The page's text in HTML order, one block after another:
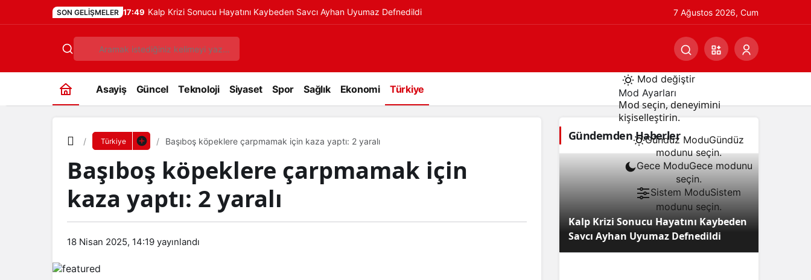
SON GELIŞMELER 17:49 Kalp Krizi Sonucu Hayatını Kaybeden Savcı Ayhan Uyumaz Defnedildi 7 Ağustos 2026, Cum
Asayiş Güncel Teknoloji Siyaset Spor Sağlık Ekonomi Türkiye
Mod değiştir
Mod Ayarları
Mod seçin, deneyimini
kişiselleştirin.
Gündüz ModuGündüz
modunu seçin.
Gece ModuGece modunu
seçin.
Sistem ModuSistem
modunu seçin.
Türkiye Başıboş köpeklere çarpmamak için kaza yaptı: 2 yaralı
Başıboş köpeklere çarpmamak için
kaza yaptı: 2 yaralı
18 Nisan 2025, 14:19 yayınlandı
Gündemden Haberler
Kalp Krizi Sonucu Hayatını Kaybeden
Savcı Ayhan Uyumaz Defnedildi